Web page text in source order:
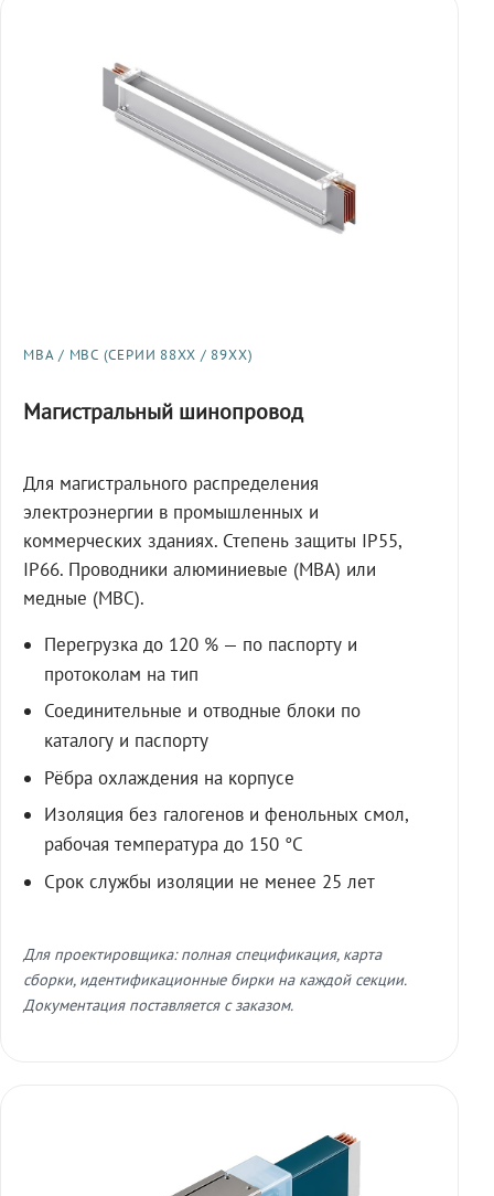
МВА / МВС (СЕРИИ 88XX / 89XX)
Магистральный шинопровод
Для магистрального распределения
электроэнергии в промышленных и
коммерческих зданиях. Степень защиты IP55,
IP66. Проводники алюминиевые (МВА) или
медные (МВС).
Перегрузка до 120 % — по паспорту и
протоколам на тип
Соединительные и отводные блоки по
каталогу и паспорту
Рёбра охлаждения на корпусе
Изоляция без галогенов и фенольных смол,
рабочая температура до 150 °C
Срок службы изоляции не менее 25 лет
Для проектировщика: полная спецификация, карта
сборки, идентификационные бирки на каждой секции.
Документация поставляется с заказом.